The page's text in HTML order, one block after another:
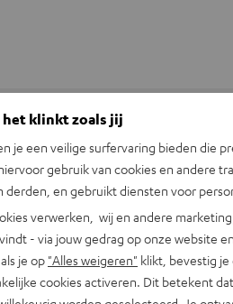
het klinkt zoals jij
je een veilige surfervaring bieden die
gebruik van cookies en andere
derden, en gebruikt diensten voor
verwerken, wij en andere
- via jouw gedrag op onze website
je op "Alles weigeren" klikt, bevestig je
cookies activeren. Dit betekent